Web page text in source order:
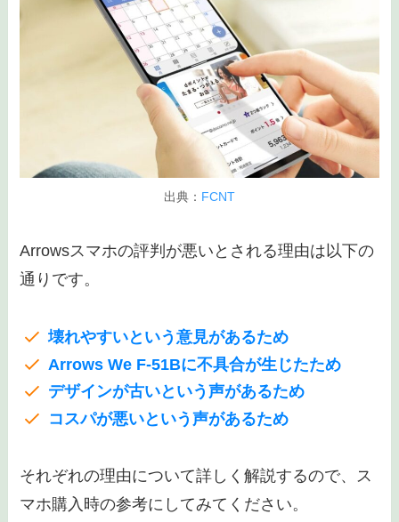
出典： FCNT
Arrowsスマホの評判が悪いとされる理由は以下の
通りです。
壊れやすいという意見があるため
Arrows We F-51Bに不具合が生じたため
デザインが古いという声があるため
コスパが悪いという声があるため
それぞれの理由について詳しく解説するので、ス
マホ購入時の参考にしてみてください。